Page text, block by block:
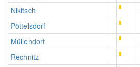
Nikitsch
Pöttelsdorf
Müllendorf
Rechnitz